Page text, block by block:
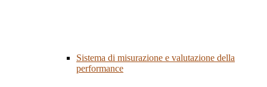
Sistema di misurazione e valutazione della
performance